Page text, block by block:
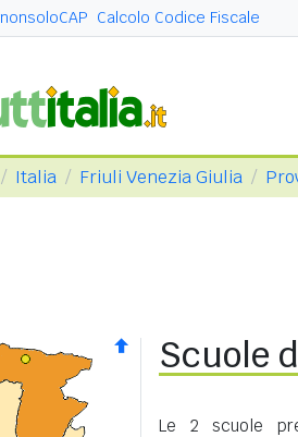
nonsoloCAP Calcolo Codice Fiscale
Italia Friuli Venezia Giulia
Scuole
Le 2 scuole